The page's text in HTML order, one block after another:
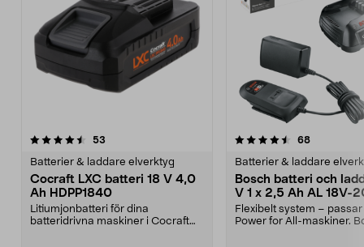
53
Batterier & laddare elverktyg
Cocraft LXC batteri 18 V 4,0
Ah HDPP1840
Litiumjonbatteri för dina
batteridrivna maskiner i Cocraft
4.5 av 5 stjärnor 68recensioner
Batterier & laddare
Bosch batteri och
V 1 x 2,5 Ah AL 18V-
Flexibelt system – passar
Power for All-maskiner.
4.5 av 5 stjärnor